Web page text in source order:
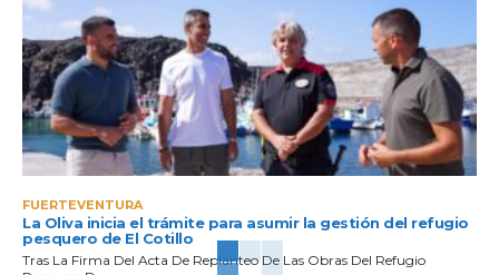
FUERTEVENTURA
La Oliva inicia el trámite para asumir la gestión del refugio
pesquero de El Cotillo
Tras La Firma Del Acta De Replanteo De Las Obras Del Refugio